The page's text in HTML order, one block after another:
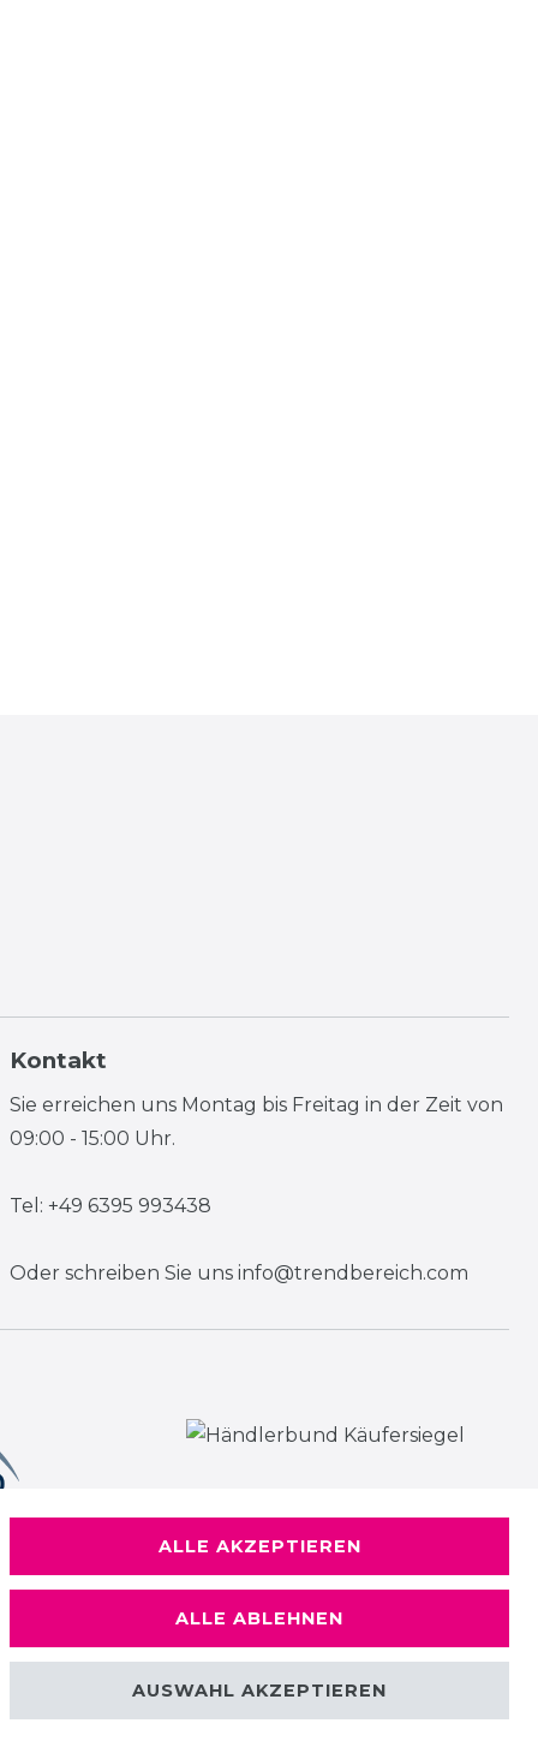
Kontakt
Sie erreichen uns Montag bis Freitag in der Zeit von
09:00 - 15:00 Uhr.
Tel: +49 6395 993438
Oder schreiben Sie uns info@trendbereich.com
ALLE AKZEPTIEREN
ALLE ABLEHNEN
AUSWAHL AKZEPTIEREN